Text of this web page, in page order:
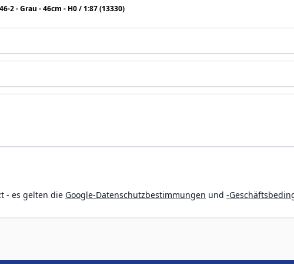
2 - Grau - 46cm - H0 / 1:87 (13330)
- es gelten die Google-Datenschutzbestimmungen und -